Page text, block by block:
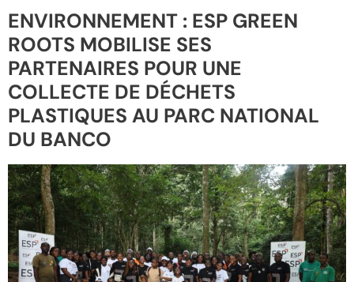
ENVIRONNEMENT : ESP GREEN
ROOTS MOBILISE SES
PARTENAIRES POUR UNE
COLLECTE DE DÉCHETS
PLASTIQUES AU PARC NATIONAL
DU BANCO